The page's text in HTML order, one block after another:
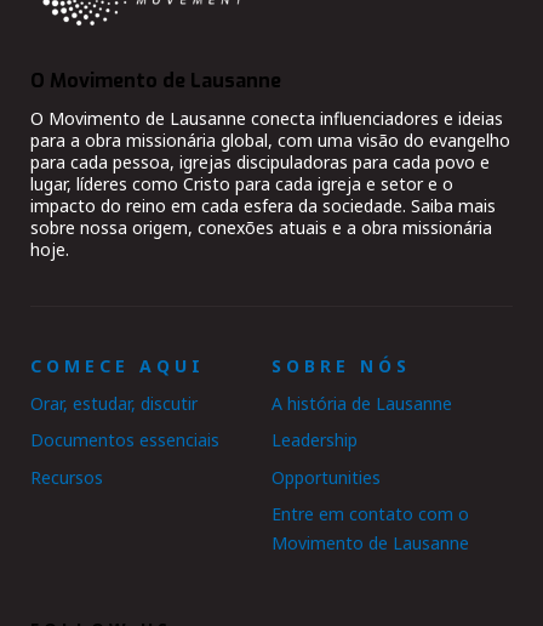
O Movimento de Lausanne
O Movimento de Lausanne conecta influenciadores e ideias
para a obra missionária global, com uma visão do evangelho
para cada pessoa, igrejas discipuladoras para cada povo e
lugar, líderes como Cristo para cada igreja e setor e o
impacto do reino em cada esfera da sociedade. Saiba mais
sobre nossa origem, conexões atuais e a obra missionária
hoje.
COMECE AQUI
Orar, estudar, discutir
Documentos essenciais
Recursos
SOBRE NÓS
A história de Lausanne
Leadership
Opportunities
Entre em contato com o
Movimento de Lausanne